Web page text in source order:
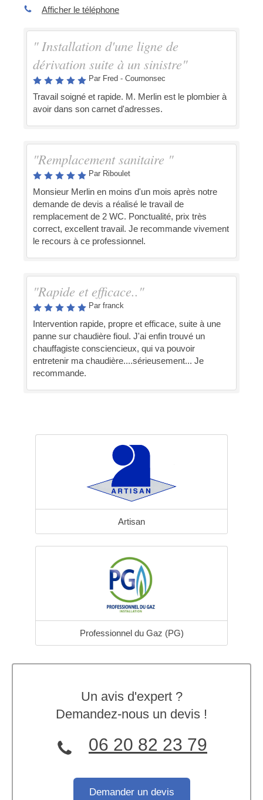
Afficher le téléphone
" Installation d'une ligne de
dérivation suite à un sinistre"
Par Fred - Cournonsec
Travail soigné et rapide. M. Merlin est le plombier à
avoir dans son carnet d'adresses.
"Remplacement sanitaire "
Par Riboulet
Monsieur Merlin en moins d'un mois après notre
demande de devis a réalisé le travail de
remplacement de 2 WC. Ponctualité, prix très
correct, excellent travail. Je recommande vivement
le recours à ce professionnel.
"Rapide et efficace.."
Par franck
Intervention rapide, propre et efficace, suite à une
panne sur chaudière fioul. J'ai enfin trouvé un
chauffagiste consciencieux, qui va pouvoir
entretenir ma chaudière....sérieusement... Je
recommande.
Artisan
Professionnel du Gaz (PG)
Un avis d'expert ?
Demandez-nous un devis !
06 20 82 23 79
Demander un devis